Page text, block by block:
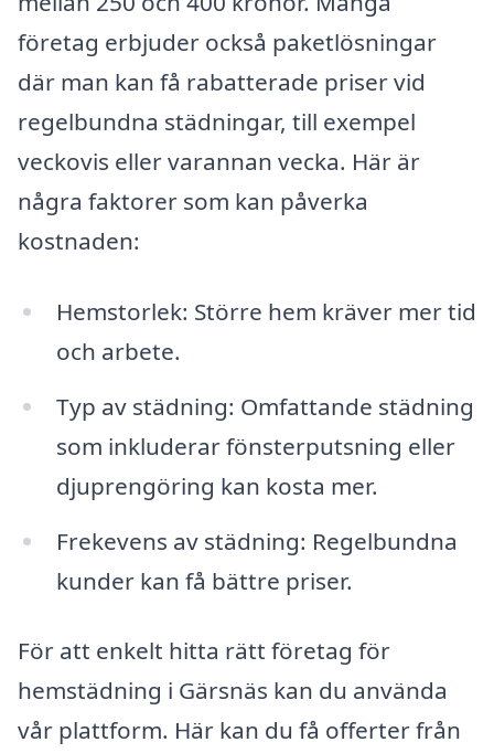
företag erbjuder också paketlösningar
där man kan få rabatterade priser vid
regelbundna städningar, till exempel
veckovis eller varannan vecka. Här är
några faktorer som kan påverka
kostnaden:
Hemstorlek: Större hem kräver mer tid
och arbete.
Typ av städning: Omfattande städning
som inkluderar fönsterputsning eller
djuprengöring kan kosta mer.
Frekevens av städning: Regelbundna
kunder kan få bättre priser.
För att enkelt hitta rätt företag för
hemstädning i Gärsnäs kan du använda
vår plattform. Här kan du få offerter från